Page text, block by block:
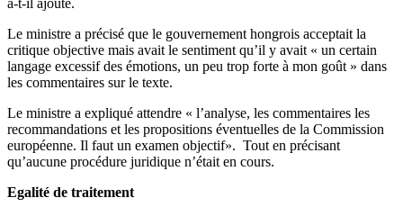
a-t-il ajouté.
Le ministre a précisé que le gouvernement hongrois acceptait la
critique objective mais avait le sentiment qu’il y avait « un certain
langage excessif des émotions, un peu trop forte à mon goût » dans
les commentaires sur le texte.
Le ministre a expliqué attendre « l’analyse, les commentaires les
recommandations et les propositions éventuelles de la Commission
européenne. Il faut un examen objectif». Tout en précisant
qu’aucune procédure juridique n’était en cours.
Egalité de traitement